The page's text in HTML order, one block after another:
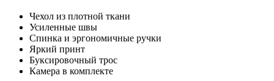
Чехол из плотной ткани
Усиленные швы
Спинка и эргономичные ручки
Яркий принт
Буксировочный трос
Камера в комплекте